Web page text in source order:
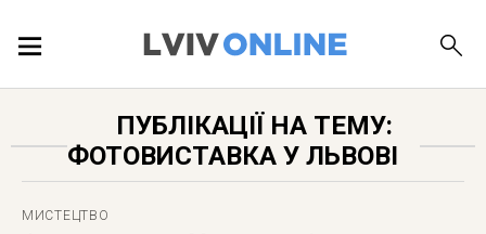
ЛОКАЦІЇ
ПУБЛІКАЦІЇ НА ТЕМУ:
ФОТОВИСТАВКА У ЛЬВОВІ
МИСТЕЦТВО